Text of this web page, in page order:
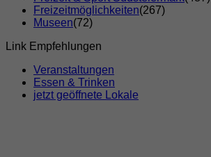
Freizeitmöglichkeiten(267)
Museen(72)
Link Empfehlungen
Veranstaltungen
Essen & Trinken
jetzt geöffnete Lokale